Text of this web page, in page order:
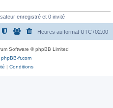
enregistré et 0 invité
Heures au format UTC+02:00
Software © phpBB Limited
phpBB-fr.com
| Conditions